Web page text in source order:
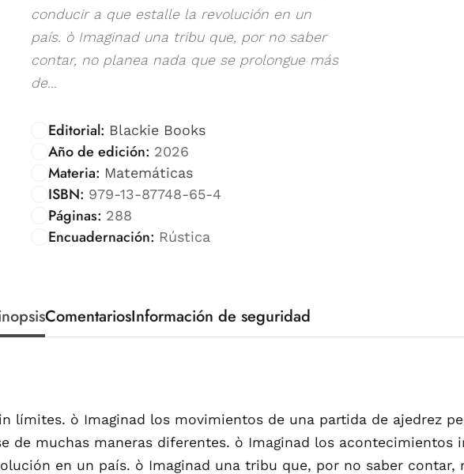
conducir a que estalle la revolución en un
país. ò Imaginad una tribu que, por no saber
contar, no planea nada que se prolongue más
de...
Editorial: Blackie Books
Año de edición: 2026
Materia: Matemáticas
ISBN: 979-13-87748-65-4
Páginas: 288
Encuadernación: Rústica
ComentariosInformación de seguridad
límites. ò Imaginad los movimientos de una partida de ajedrez
de muchas maneras diferentes. ò Imaginad los acontecimientos
en un país. ò Imaginad una tribu que, por no saber contar,